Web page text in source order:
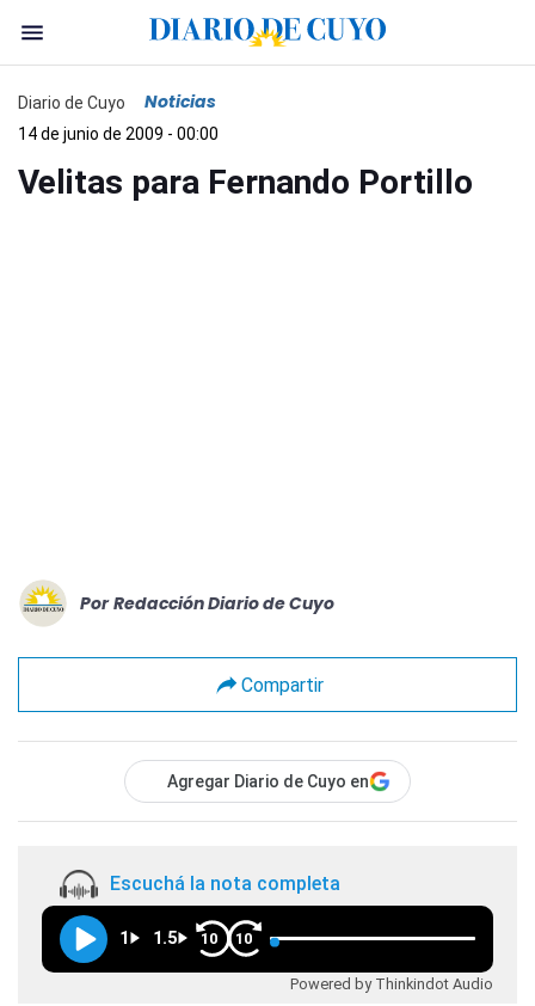
Diario de Cuyo Noticias
14 de junio de 2009 - 00:00
Velitas para Fernando Portillo
Por Redacción Diario de Cuyo
Compartir
Agregar Diario de Cuyo en
Escuchá la nota completa
1 1.5 10 10
Powered by Thinkindot Audio